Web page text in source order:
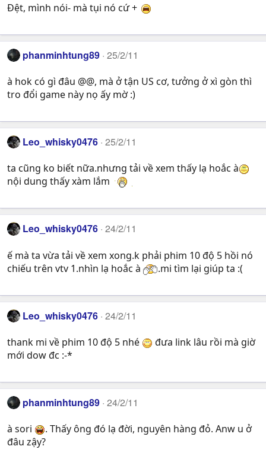
Đệt, mình nói- mà tụi nó cứ +
phanminhtung89 25/2/11
à hok có gì đâu @@, mà ở tận US cơ, tưởng ở xì gòn thì
tro đổi game này nọ ấy mờ :)
Leo_whisky0476 25/2/11
ta cũng ko biết nữa.nhưng tải về xem thấy lạ hoắc à
nội dung thấy xàm lắm
Leo_whisky0476 24/2/11
ế mà ta vừa tải về xem xong.k phải phim 10 độ 5 hồi nó
chiếu trên vtv 1.nhìn lạ hoắc à
.mi tìm lại giúp ta :(
Leo_whisky0476 24/2/11
thank mi về phim 10 độ 5 nhé
đưa link lâu rồi mà giờ
mới dow đc :-*
phanminhtung89 24/2/11
à sori
. Thấy ông đó lạ đời, nguyên hàng đỏ. Anw u ở
đâu zậy?